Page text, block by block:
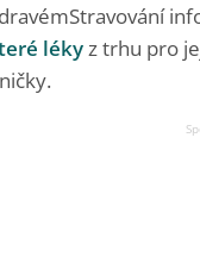
lékyz trhu pro